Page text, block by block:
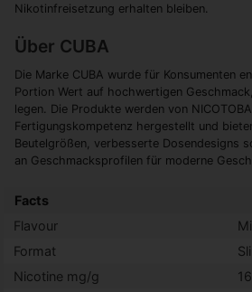
Nikotinfreisetzung erhalten bleiben.
Über CUBA
Die Marke CUBA wurde für Konsumenten
Portion Wert auf hochwertigen
legen. Die Produkte werden von
Fertigungskompetenz hergestellt und
Beutelgrößen, verbesserte Dosendesigns
an Geschmacksprofilen für moderne
Facts
Flavour
Format
Nicotine mg/g
16